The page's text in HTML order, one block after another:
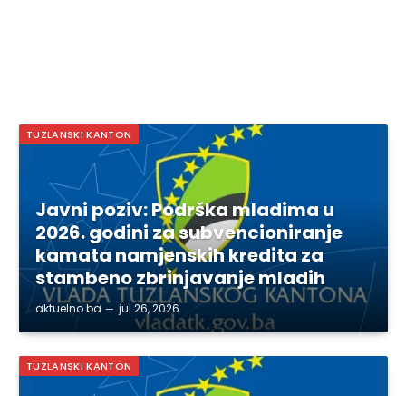
TUZLANSKI KANTON
Javni poziv: Podrška mladima u
2026. godini za subvencioniranje
kamata namjenskih kredita za
stambeno zbrinjavanje mladih
aktuelno.ba jul 26, 2026
TUZLANSKI KANTON